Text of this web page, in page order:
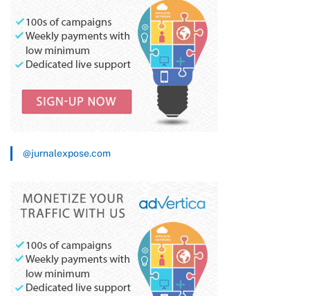
@jurnalexpose.com